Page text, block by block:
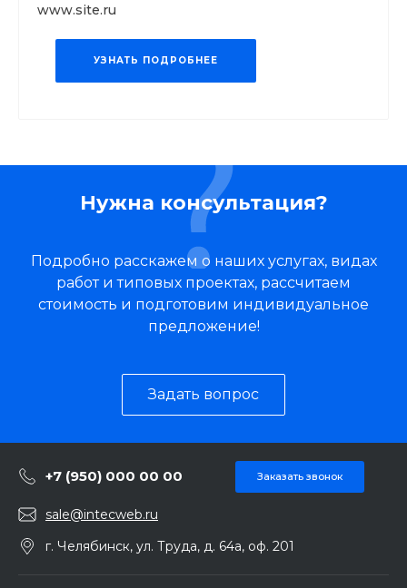
www.site.ru
УЗНАТЬ ПОДРОБНЕЕ
Нужна консультация?
Подробно расскажем о наших услугах, видах
работ и типовых проектах, рассчитаем
стоимость и подготовим индивидуальное
предложение!
Задать вопрос
+7 (950) 000 00 00 Заказать звонок
sale@intecweb.ru
г. Челябинск, ул. Труда, д. 64а, оф. 201